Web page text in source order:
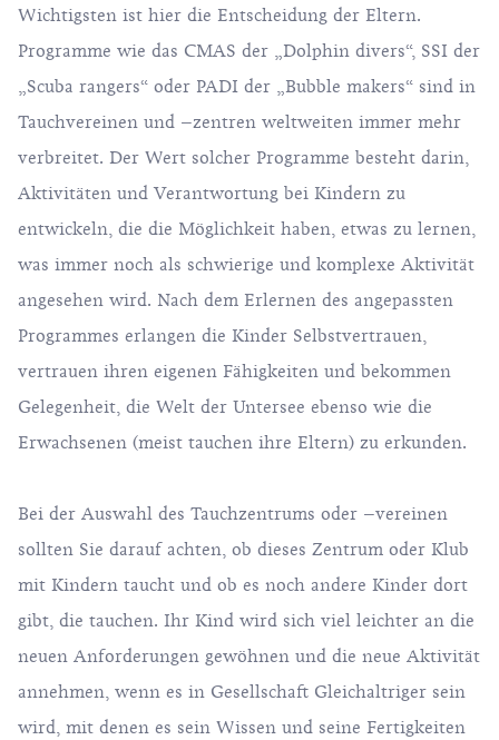
Wichtigsten ist hier die Entscheidung der Eltern.
Programme wie das CMAS der „Dolphin divers“, SSI der
„Scuba rangers“ oder PADI der „Bubble makers“ sind in
Tauchvereinen und –zentren weltweiten immer mehr
verbreitet. Der Wert solcher Programme besteht darin,
Aktivitäten und Verantwortung bei Kindern zu
entwickeln, die die Möglichkeit haben, etwas zu lernen,
was immer noch als schwierige und komplexe Aktivität
angesehen wird. Nach dem Erlernen des angepassten
Programmes erlangen die Kinder Selbstvertrauen,
vertrauen ihren eigenen Fähigkeiten und bekommen
Gelegenheit, die Welt der Untersee ebenso wie die
Erwachsenen (meist tauchen ihre Eltern) zu erkunden.
Bei der Auswahl des Tauchzentrums oder –vereinen
sollten Sie darauf achten, ob dieses Zentrum oder Klub
mit Kindern taucht und ob es noch andere Kinder dort
gibt, die tauchen. Ihr Kind wird sich viel leichter an die
neuen Anforderungen gewöhnen und die neue Aktivität
annehmen, wenn es in Gesellschaft Gleichaltriger sein
wird, mit denen es sein Wissen und seine Fertigkeiten